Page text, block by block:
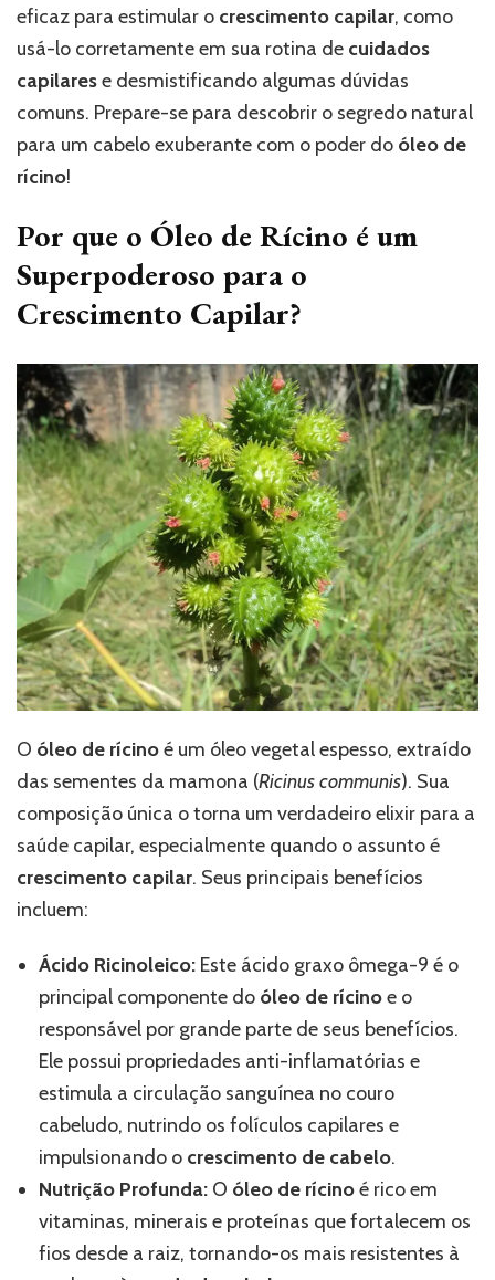
eficaz para estimular o crescimento capilar, como
usá-lo corretamente em sua rotina de cuidados
capilarese desmistificando algumas dúvidas
comuns. Prepare-se para descobrir o segredo natural
para um cabelo exuberante com o poder do óleo de
rícino!
Por que o Óleo de Rícino é um
Superpoderoso para o
Crescimento Capilar?
O óleo de rícinoé um óleo vegetal espesso, extraído
das sementes da mamona (Ricinus communis). Sua
composição única o torna um verdadeiro elixir para a
saúde capilar, especialmente quando o assunto é
crescimento capilar. Seus principais benefícios
incluem:
Ácido Ricinoleico: Este ácido graxo ômega-9 é o
principal componente do óleo de rícinoe o
responsável por grande parte de seus benefícios.
Ele possui propriedades anti-inflamatórias e
estimula a circulação sanguínea no couro
cabeludo, nutrindo os folículos capilares e
impulsionando o crescimento de cabelo.
Nutrição Profunda: O óleo de rícinoé rico em
vitaminas, minerais e proteínas que fortalecem os
fios desde a raiz, tornando-os mais resistentes à